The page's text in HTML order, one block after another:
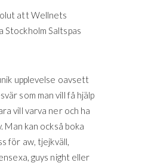
att Wellnets
Stockholm Saltspas
upplevelse oavsett
som man vill få hjälp
vill varva ner och ha
Man kan också boka
för aw, tjejkväll,
guys night eller